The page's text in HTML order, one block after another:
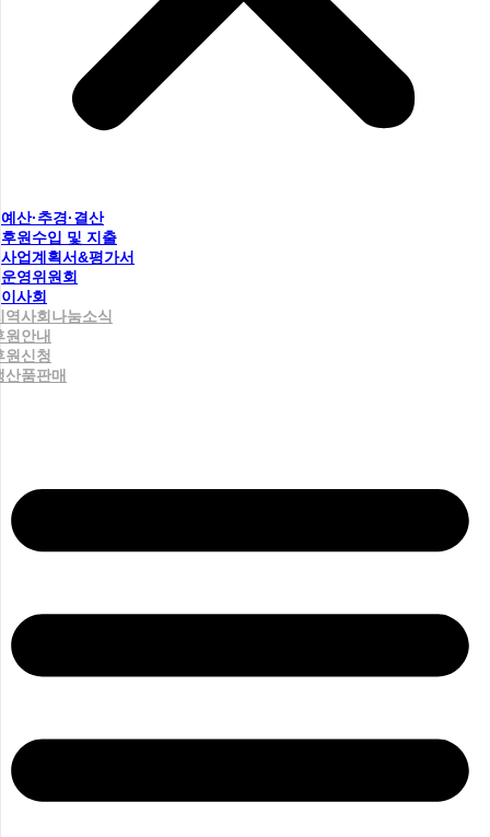
예산·추경·결산
후원수입 및 지출
사업계획서&평가서
운영위원회
이사회
역사회나눔소식
원안내
원신청
산품판매